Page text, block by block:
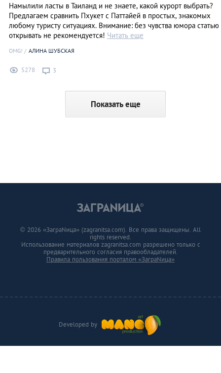
Намылили ласты в Таиланд и не знаете, какой курорт выбрать?
Предлагаем сравнить Пхукет с Паттайей в простых, знакомых
любому туристу ситуациях. Внимание: без чувства юмора статью
открывать не рекомендуется! Читать еще
OMG! АЛИНА ШУБСКАЯ
5278 3
Показать еще
Developed by
© 2026 «ЗаграNица» (zagranitsa.com). Все права защищены. All
rights reserved.
Использование материалов zagranitsa.com разрешено только с
предварительного согласия правообладателей.
Правила пользования порталом «ЗаграNица»